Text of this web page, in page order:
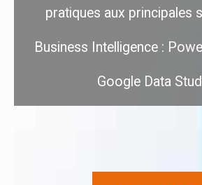
pratiques aux principales
Business Intelligence :
Google Data